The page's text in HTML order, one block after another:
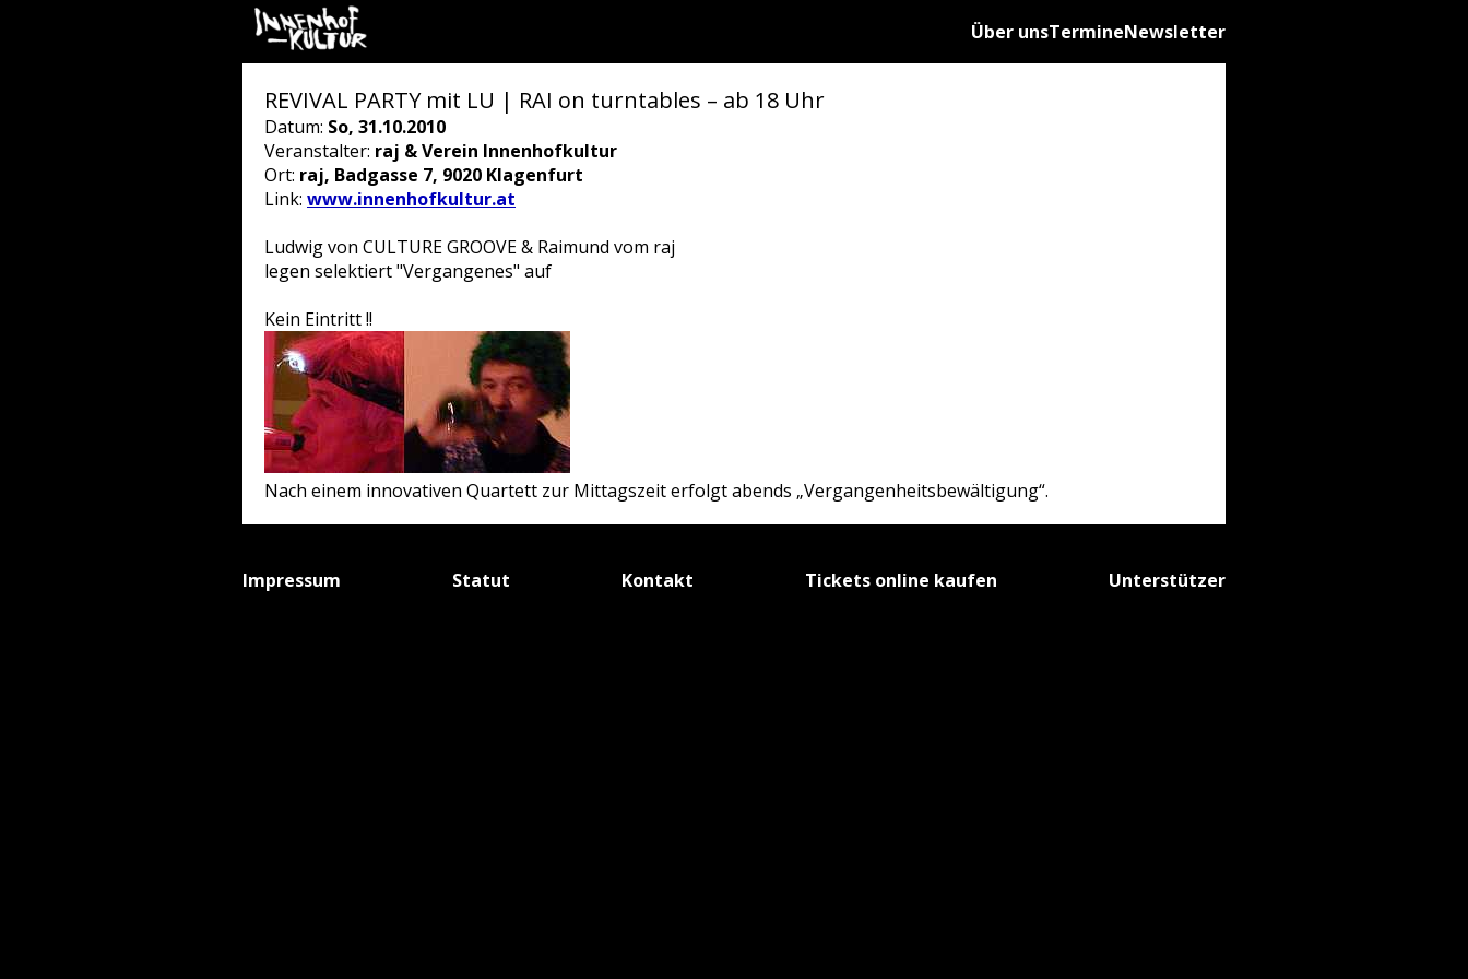
Über unsTermineNewsletter
REVIVAL PARTY mit LU | RAI on turntables – ab 18 Uhr
Datum: So, 31.10.2010
Veranstalter: raj & Verein Innenhofkultur
Ort: raj, Badgasse 7, 9020 Klagenfurt
Link: www.innenhofkultur.at
Ludwig von CULTURE GROOVE & Raimund vom raj
legen selektiert "Vergangenes" auf
Kein Eintritt !!
Nach einem innovativen Quartett zur Mittagszeit erfolgt abends „Vergangenheitsbewältigung“.
Impressum Statut Kontakt Tickets online kaufen Unterstützer